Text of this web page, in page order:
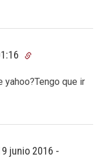
yahoo?Tengo que ir
junio 2016 -